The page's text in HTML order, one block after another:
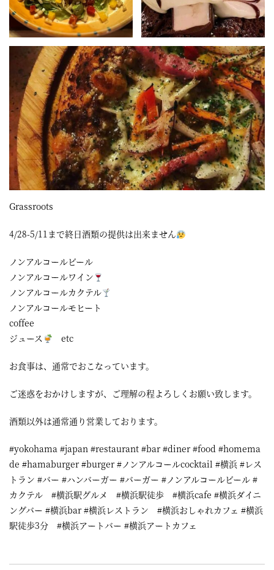
Grassroots
4/28-5/11まで終日酒類の提供は出来ません
ノンアルコールビール
ノンアルコールワイン
ノンアルコールカクテル
ノンアルコールモヒート
coffee
ジュース
etc
お食事は、通常でおこなっています。
ご迷惑をおかけしますが、ご理解の程よろしくお願い致します。
酒類以外は通常通り営業しております。
#yokohama #japan #restaurant #bar #diner #food #homema
de #hamaburger #burger #ノンアルコールcocktail #横浜 #レス
トラン #バー #ハンバーガー #バーガー #ノンアルコールビール #
カクテル #横浜駅グルメ #横浜駅徒歩 #横浜cafe #横浜ダイニ
ングバー #横浜bar #横浜レストラン #横浜おしゃれカフェ #横浜
駅徒歩3分 #横浜アートバー #横浜アートカフェ